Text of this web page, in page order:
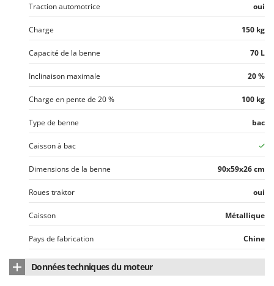
Traction automotrice oui
Charge 150 kg
Capacité de la benne 70 L
Inclinaison maximale 20 %
Charge en pente de 20 % 100 kg
Type de benne bac
Caisson à bac
Dimensions de la benne 90x59x26 cm
Roues traktor oui
Caisson Métallique
Pays de fabrication Chine
Données techniques du moteur